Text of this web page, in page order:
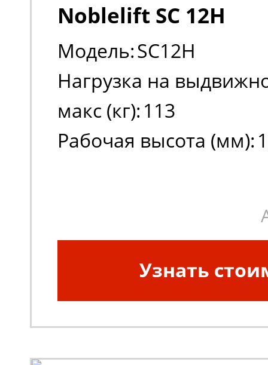
Noblelift SC 12H
Модель:SC12H
Нагрузка на
макс (кг): 113
Рабочая высота (мм):
Узнать